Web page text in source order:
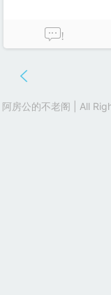
!
阿房公的不老阁 | All